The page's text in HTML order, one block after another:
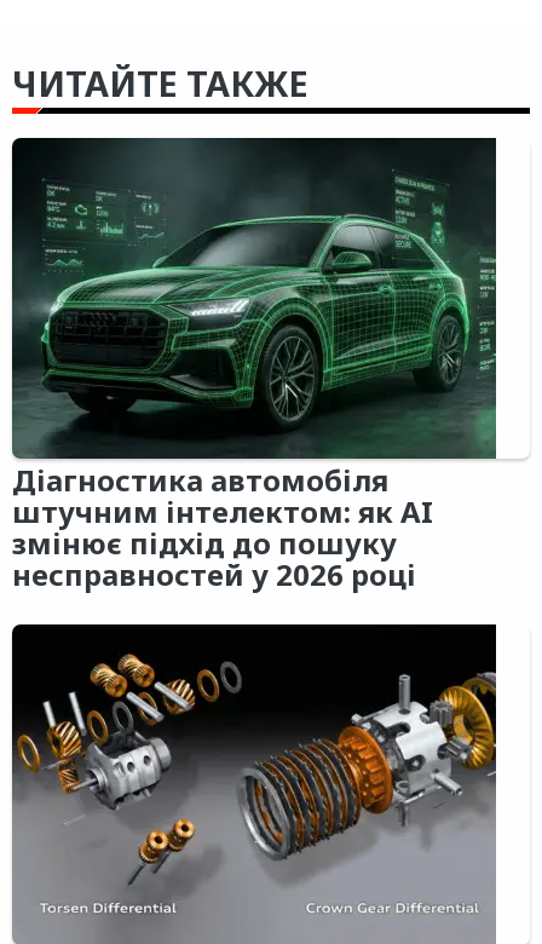
ЧИТАЙТЕ ТАКЖЕ
Діагностика автомобіля
штучним інтелектом: як AI
змінює підхід до пошуку
несправностей у 2026 році